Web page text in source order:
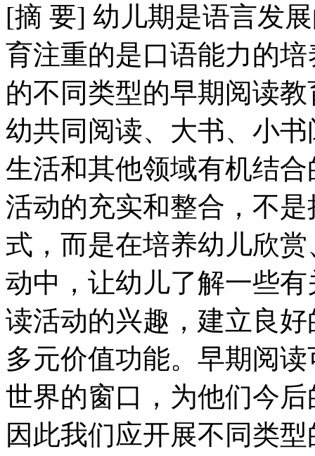
[摘 要] 幼儿期是语言发
育注重的是口语能力的
的不同类型的早期阅读
幼共同阅读、大书、小
生活和其他领域有机结
活动的充实和整合，不
式，而是在培养幼儿欣
动中，让幼儿了解一些
读活动的兴趣，建立良
多元价值功能。早期阅
世界的窗口，为他们今
因此我们应开展不同类